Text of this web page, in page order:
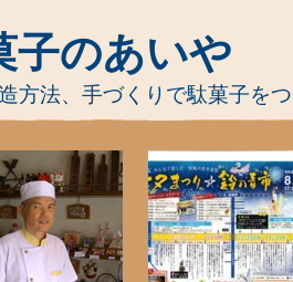
子のあいや
方法、手づくりで駄菓子を